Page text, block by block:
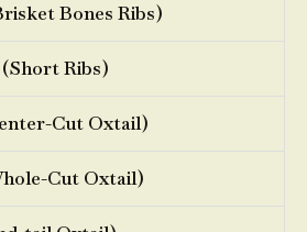
Bones Ribs)
Ribs)
Cut Oxtail)
Cut Oxtail)